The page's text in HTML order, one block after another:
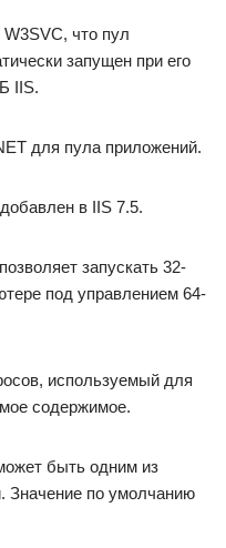
что пул
запущен при его
IIS.
для пула приложений.
в IIS 7.5.
запускать 32-
под управлением 64-
используемый для
содержимое.
быть одним из
Значение по умолчанию